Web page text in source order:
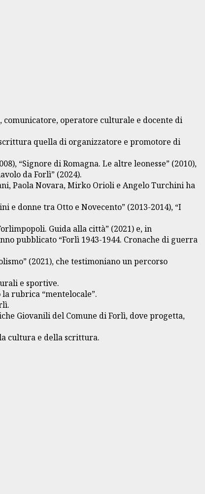
comunicatore, operatore culturale e docente di
quella di organizzatore e promotore di
“Signore di Romagna. Le altre leonesse” (2010),
da Forlì” (2024).
Paola Novara, Mirko Orioli e Angelo Turchini ha
donne tra Otto e Novecento” (2013-2014), “I
Guida alla città” (2021) e, in
pubblicato “Forlì 1943-1944. Cronache di guerra
(2021), che testimoniano un percorso
e sportive.
rubrica “mentelocale”.
Giovanili del Comune di Forlì, dove progetta,
cultura e della scrittura.